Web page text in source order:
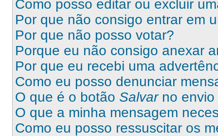
Como posso editar ou excluir
Por que não consigo entrar em
Por que não posso votar?
Porque eu não consigo anexar
Por que eu recebi uma
Como eu posso denunciar
O que é o botão Salvarno envio
O que a minha mensagem
Como eu posso ressuscitar os